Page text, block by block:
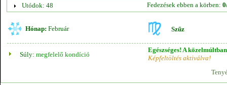
Utódok: 48
Fedezések ebben a körben:
Hónap: Február Szűz
Súly: megfelelő kondíció
Egészséges! A
Képfeltöltés aktiválva!